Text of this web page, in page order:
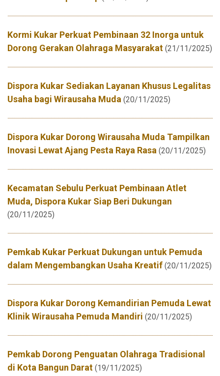
Kormi Kukar Perkuat Pembinaan 32 Inorga untuk
Dorong Gerakan Olahraga Masyarakat (21/11/2025)
Dispora Kukar Sediakan Layanan Khusus Legalitas
Usaha bagi Wirausaha Muda (20/11/2025)
Dispora Kukar Dorong Wirausaha Muda Tampilkan
Inovasi Lewat Ajang Pesta Raya Rasa (20/11/2025)
Kecamatan Sebulu Perkuat Pembinaan Atlet
Muda, Dispora Kukar Siap Beri Dukungan
(20/11/2025)
Pemkab Kukar Perkuat Dukungan untuk Pemuda
dalam Mengembangkan Usaha Kreatif (20/11/2025)
Dispora Kukar Dorong Kemandirian Pemuda Lewat
Klinik Wirausaha Pemuda Mandiri (20/11/2025)
Pemkab Dorong Penguatan Olahraga Tradisional
di Kota Bangun Darat (19/11/2025)